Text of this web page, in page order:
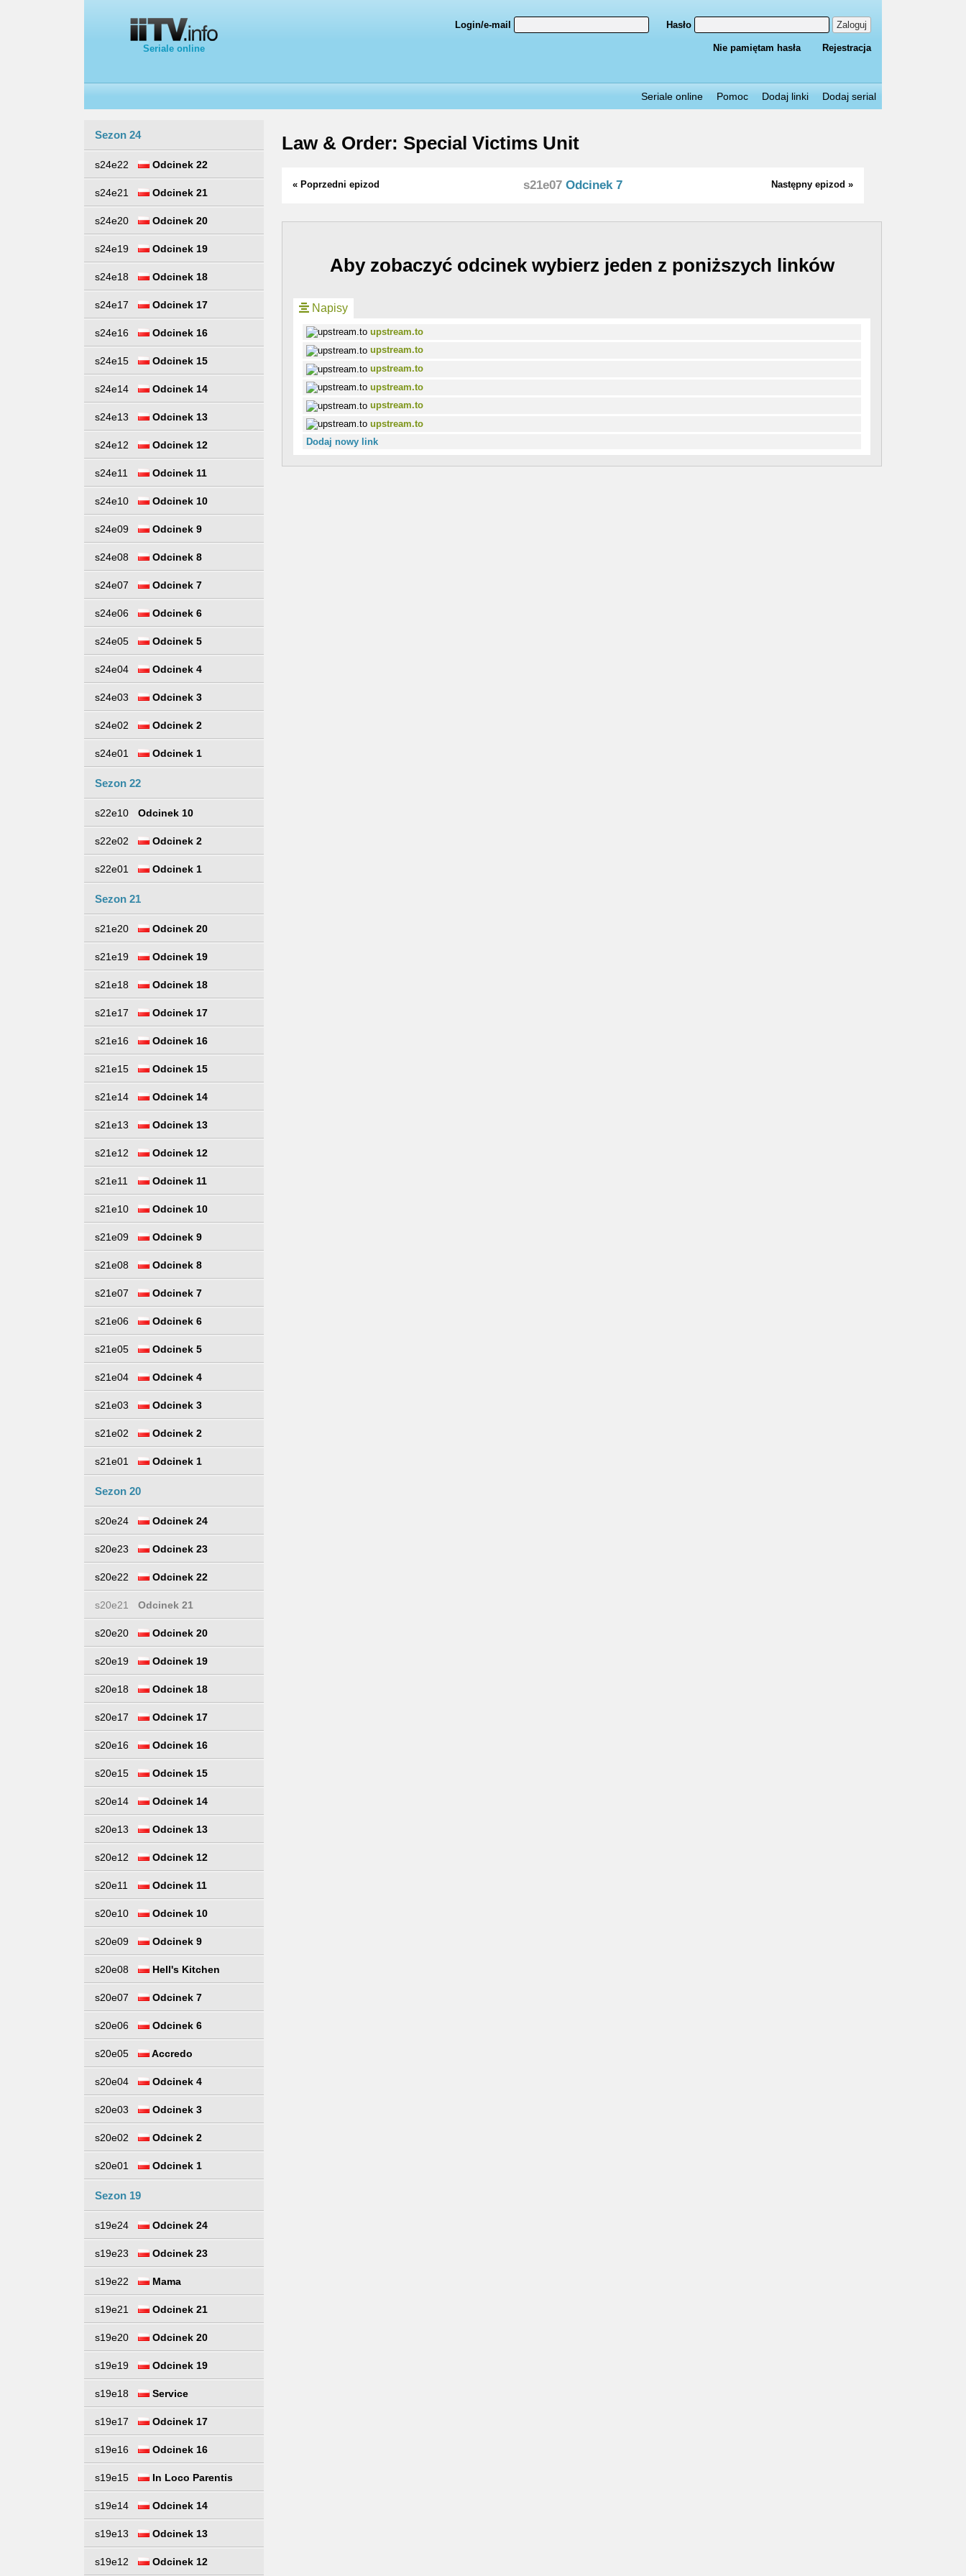
Seriale online
Login/e-mail Hasło Zaloguj
Nie pamiętam hasła Rejestracja
Seriale online Pomoc Dodaj linki Dodaj serial
Sezon 24
s24e22 Odcinek 22
s24e21 Odcinek 21
s24e20 Odcinek 20
s24e19 Odcinek 19
s24e18 Odcinek 18
s24e17 Odcinek 17
s24e16 Odcinek 16
s24e15 Odcinek 15
s24e14 Odcinek 14
s24e13 Odcinek 13
s24e12 Odcinek 12
s24e11 Odcinek 11
s24e10 Odcinek 10
s24e09 Odcinek 9
s24e08 Odcinek 8
s24e07 Odcinek 7
s24e06 Odcinek 6
s24e05 Odcinek 5
s24e04 Odcinek 4
s24e03 Odcinek 3
s24e02 Odcinek 2
s24e01 Odcinek 1
Sezon 22
s22e10 Odcinek 10
s22e02 Odcinek 2
s22e01 Odcinek 1
Sezon 21
s21e20 Odcinek 20
s21e19 Odcinek 19
s21e18 Odcinek 18
s21e17 Odcinek 17
s21e16 Odcinek 16
s21e15 Odcinek 15
s21e14 Odcinek 14
s21e13 Odcinek 13
s21e12 Odcinek 12
s21e11 Odcinek 11
s21e10 Odcinek 10
s21e09 Odcinek 9
s21e08 Odcinek 8
s21e07 Odcinek 7
s21e06 Odcinek 6
s21e05 Odcinek 5
s21e04 Odcinek 4
s21e03 Odcinek 3
s21e02 Odcinek 2
s21e01 Odcinek 1
Sezon 20
s20e24 Odcinek 24
s20e23 Odcinek 23
s20e22 Odcinek 22
s20e21 Odcinek 21
s20e20 Odcinek 20
s20e19 Odcinek 19
s20e18 Odcinek 18
s20e17 Odcinek 17
s20e16 Odcinek 16
s20e15 Odcinek 15
s20e14 Odcinek 14
s20e13 Odcinek 13
s20e12 Odcinek 12
s20e11 Odcinek 11
s20e10 Odcinek 10
s20e09 Odcinek 9
s20e08 Hell's Kitchen
s20e07 Odcinek 7
s20e06 Odcinek 6
s20e05 Accredo
s20e04 Odcinek 4
s20e03 Odcinek 3
s20e02 Odcinek 2
s20e01 Odcinek 1
Sezon 19
s19e24 Odcinek 24
s19e23 Odcinek 23
s19e22 Mama
s19e21 Odcinek 21
s19e20 Odcinek 20
s19e19 Odcinek 19
s19e18 Service
s19e17 Odcinek 17
s19e16 Odcinek 16
s19e15 In Loco Parentis
s19e14 Odcinek 14
s19e13 Odcinek 13
s19e12 Odcinek 12
Law & Order: Special Victims Unit
« Poprzedni epizod Następny epizod »
s21e07 Odcinek 7
Aby zobaczyć odcinek wybierz jeden z poniższych linków
Napisy
upstream.to
upstream.to
upstream.to
upstream.to
upstream.to
upstream.to
Dodaj nowy link